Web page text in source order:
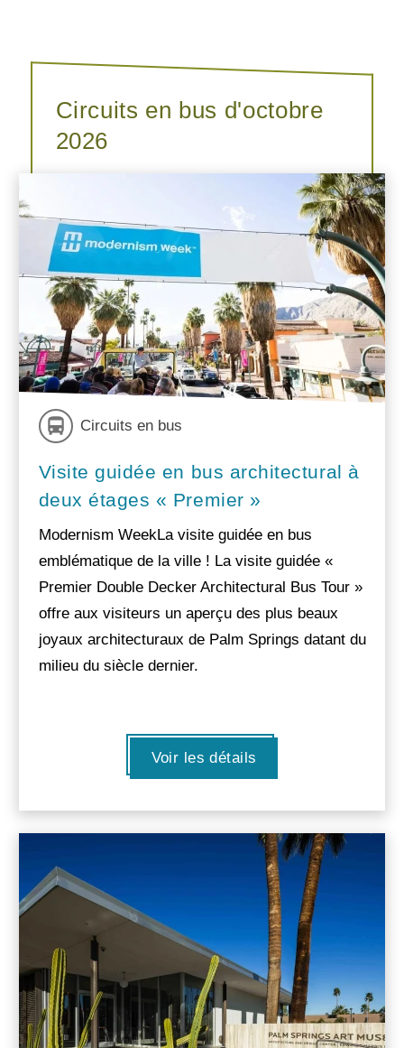
Circuits en bus d'octobre
2026
Circuits en bus
Visite guidée en bus architectural à
deux étages « Premier »
Modernism WeekLa visite guidée en bus
emblématique de la ville ! La visite guidée «
Premier Double Decker Architectural Bus Tour »
offre aux visiteurs un aperçu des plus beaux
joyaux architecturaux de Palm Springs datant du
milieu du siècle dernier.
Voir les détails